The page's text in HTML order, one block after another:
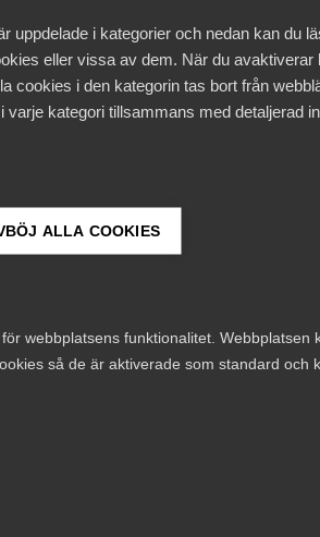
uppdelade i kategorier och nedan kan du
eller vissa av dem. När du avaktiverar
cookies i den kategorin tas bort från
kategori tillsammans med detaljerad
ALLA COOKIES
webbplatsens funktionalitet. Webbplatsen
så de är aktiverade som standard och
och är känd för sitt analytiska
i svensk tjänstesektor. För mig
och möjligheterna för fler, säger